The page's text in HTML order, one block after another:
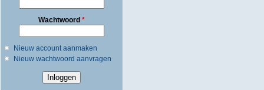
Wachtwoord *
Nieuw account aanmaken
Nieuw wachtwoord aanvragen